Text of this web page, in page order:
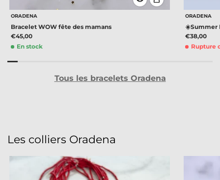
ORADENA
Bracelet WOW fête des mamans
€45,00
En stock
ORADENA
☀️Summer
€38,00
Rupture
Tous les bracelets Oradena
Les colliers Oradena